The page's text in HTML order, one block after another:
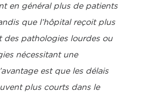
en général plus de patients
que l’hôpital reçoit plus
des pathologies lourdes ou
nécessitant une
est que les délais
plus courts dans le